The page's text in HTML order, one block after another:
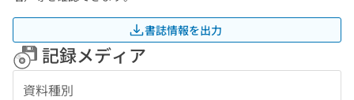
書誌情報を出力
記録メディア
資料種別